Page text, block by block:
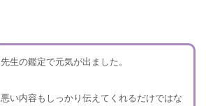
先生の鑑定で元気が出ました。
悪い内容もしっかり伝えてくれるだけではな